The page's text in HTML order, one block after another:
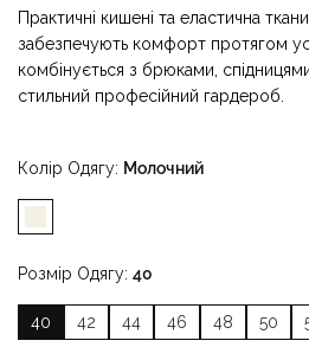
Практичні кишені та еластична
забезпечують комфорт протягом
комбінується з брюками,
стильний професійний гардероб.
Колір Одягу Молочний
Розмір Одягу 40
40 42 44 46 48 50